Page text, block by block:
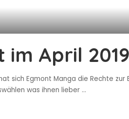
April
sich Egmont Manga die Rechte zur
was ihnen lieber ...